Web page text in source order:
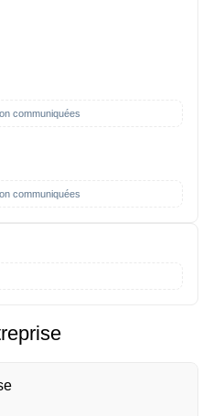
communiquées
communiquées